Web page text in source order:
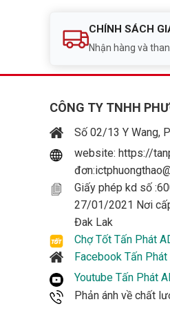
CHÍNH SÁCH
Nhận hàng và
CÔNG TY TNHH
Số 02/13 Y Wang,
website: https://
Giấy phép kd số
27/01/2021 Nơi
Đak Lak
Chợ Tốt Tấn Phát
Facebook Tấn Phát
Youtube Tấn Phát
Phản ánh về chất